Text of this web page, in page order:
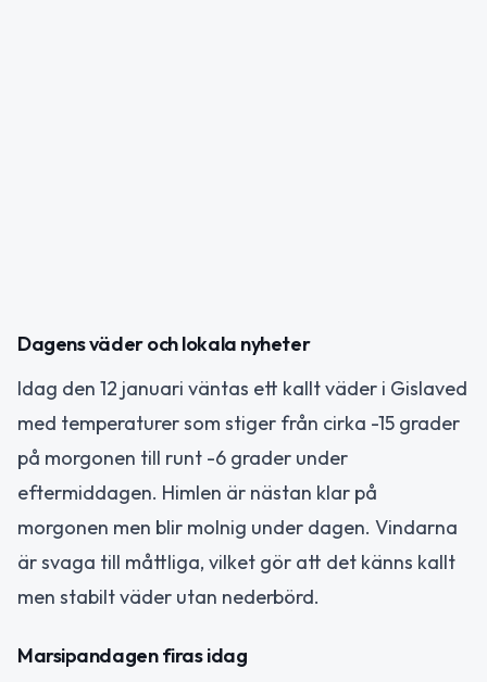
Dagens väder och lokala nyheter
Idag den 12 januari väntas ett kallt väder i Gislaved
med temperaturer som stiger från cirka -15 grader
på morgonen till runt -6 grader under
eftermiddagen. Himlen är nästan klar på
morgonen men blir molnig under dagen. Vindarna
är svaga till måttliga, vilket gör att det känns kallt
men stabilt väder utan nederbörd.
Marsipandagen firas idag